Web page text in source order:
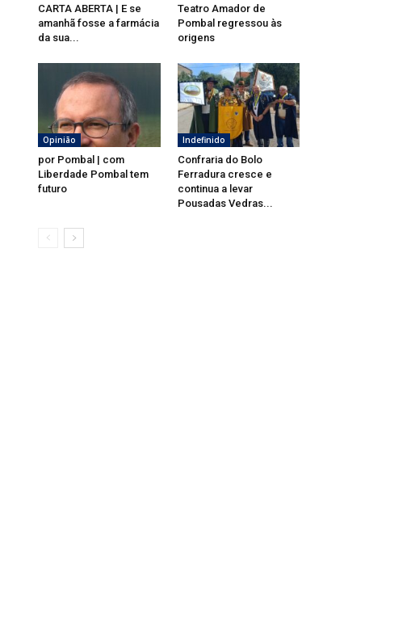
CARTA ABERTA | E se
amanhã fosse a farmácia
da sua...
Teatro Amador de
Pombal regressou às
origens
Opinião
por Pombal | com
Liberdade Pombal tem
futuro
Indefinido
Confraria do Bolo
Ferradura cresce e
continua a levar
Pousadas Vedras...